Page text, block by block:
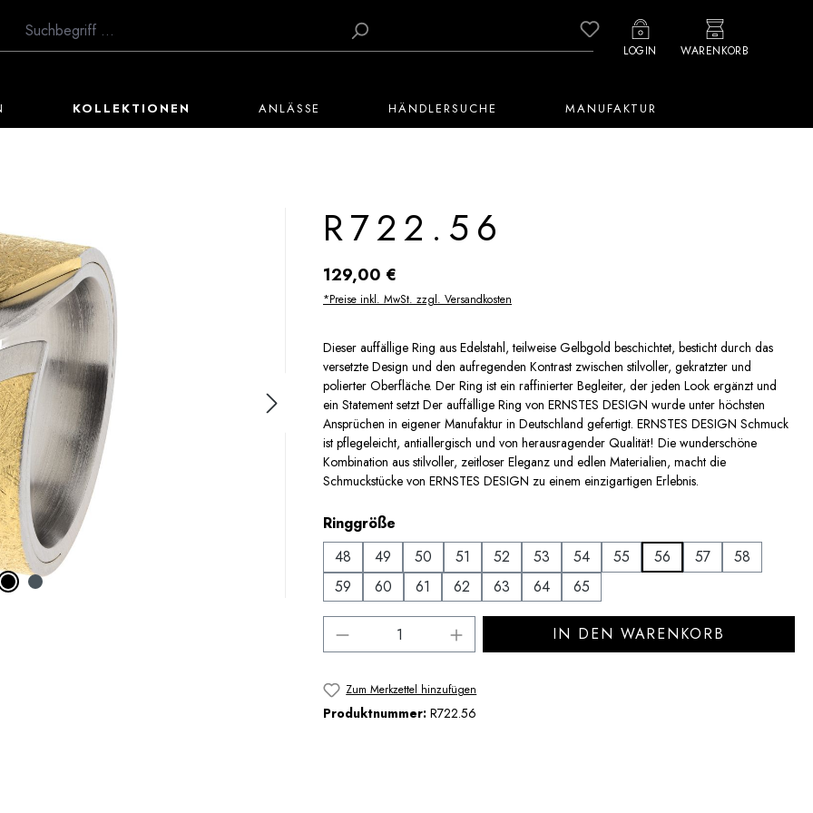
Du hast 0 Produkte auf dem
LOGIN WARENKORB
KOLLEKTIONEN ANLÄSSE HÄNDLERSUCHE MANUFAKTUR
R722.56
Regulärer Preis:
129,00 €
*Preise inkl. MwSt. zzgl. Versandkosten
Dieser auffällige Ring aus Edelstahl, teilweise Gelbgold beschichtet, besticht durch das
versetzte Design und den aufregenden Kontrast zwischen stilvoller, gekratzter und
polierter Oberfläche. Der Ring ist ein raffinierter Begleiter, der jeden Look ergänzt und
ein Statement setzt Der auffällige Ring von ERNSTES DESIGN wurde unter höchsten
Ansprüchen in eigener Manufaktur in Deutschland gefertigt. ERNSTES DESIGN Schmuck
ist pflegeleicht, antiallergisch und von herausragender Qualität! Die wunderschöne
Kombination aus stilvoller, zeitloser Eleganz und edlen Materialien, macht die
Schmuckstücke von ERNSTES DESIGN zu einem einzigartigen Erlebnis.
Ringgröße
48
49 50 51 52 53 54 55 56 57
58
59
60 61 62 63 64 65
Produkt Anzahl: Gib den gewünschten Wert ein
IN DEN WARENKORB
Zum Merkzettel hinzufügen
Produktnummer: R722.56